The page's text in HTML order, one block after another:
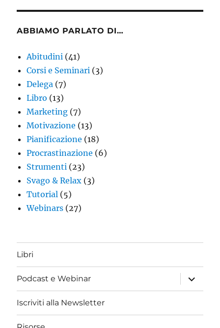
ABBIAMO PARLATO DI…
Abitudini (41)
Corsi e Seminari (3)
Delega (7)
Libro (13)
Marketing (7)
Motivazione (13)
Pianificazione (18)
Procrastinazione (6)
Strumenti (23)
Svago & Relax (3)
Tutorial (5)
Webinars (27)
Libri
Podcast e Webinar
apri
i
menu
Iscriviti alla Newsletter